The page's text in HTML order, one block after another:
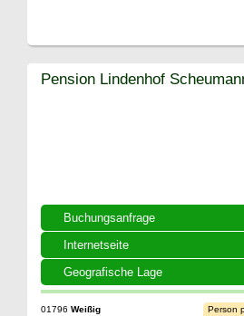
Buchungsanfrage
Internetseite
Geografische Lage
Pension Lindenhof
01796 Weißig
Person